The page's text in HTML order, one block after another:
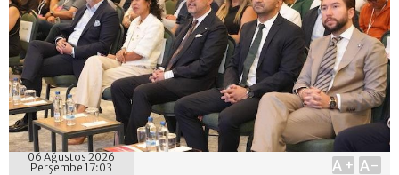
06 Ağustos 2026
Perşembe 17:03
A+ A-